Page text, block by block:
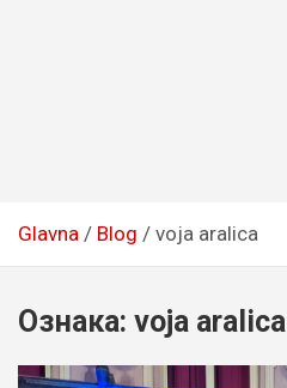
Glavna Blog voja aralica
Ознака: voja aralica